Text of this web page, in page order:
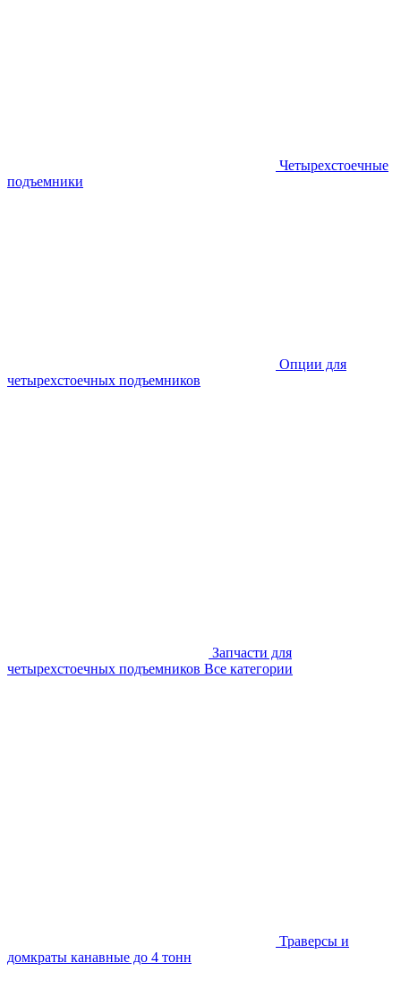
Четырехстоечные
подъемники
Опции для
четырехстоечных подъемников
Запчасти для
четырехстоечных подъемников Все категории
Траверсы и
домкраты канавные до 4 тонн